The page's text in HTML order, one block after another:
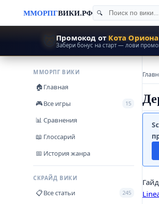
ММОРПГВИКИ.РФ
Промокод от Кота Ориона
Забери бонус на старт — лови
+50% EXP
ММОРПГ ВИКИ
🏠Главная
🎮Все игры 15
📊Сравнения
📖 Глоссарий
📅 История жанра
СКРАЙД ВИКИ
📋Все статьи 245